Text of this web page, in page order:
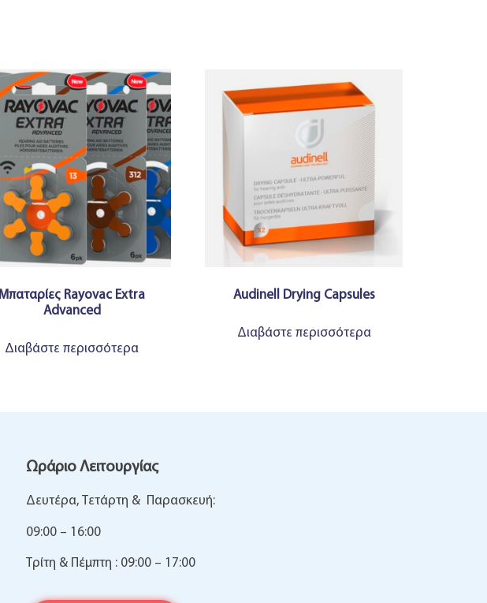
Μπαταρίες Rayovac Extra
Advanced
Διαβάστε περισσότερα
Audinell Drying Capsules
Διαβάστε περισσότερα
Ωράριο Λειτουργίας
Δευτέρα, Τετάρτη & Παρασκευή:
09:00 – 16:00
Τρίτη & Πέμπτη : 09:00 – 17:00